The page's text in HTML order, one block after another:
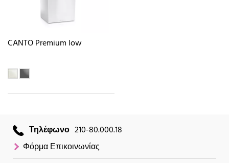
CANTO Premium low
Τηλέφωνο 210-80.000.18
Φόρμα Επικοινωνίας